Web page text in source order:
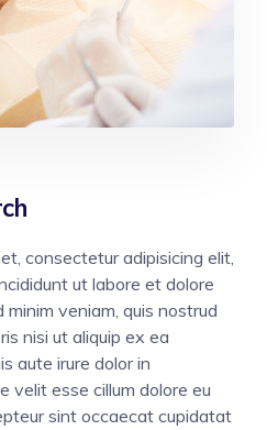
consectetur adipisicing elit,
ut labore et dolore
veniam, quis nostrud
nisi ut aliquip ex ea
aute irure dolor in
velit esse cillum dolore eu
sint occaecat cupidatat